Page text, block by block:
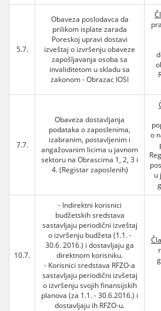
5.7.
Obaveza poslodavca da
prilikom isplate zarada
Poreskoj upravi dostavi
izveštaj o izvršenju obaveze
zapošljavanja osoba sa
invaliditetom u skladu sa
zakonom - Obrazac IOSI
7.7.
Obaveza dostavljanja
podataka o zaposlenima,
izabranim, postavljenim i
angažovanim licima u javnom
sektoru na Obrascima 1, 2, 3 i
4. (Registar zaposlenih)
o
u
10.7.
- Indirektni korisnici
budžetskih sredstava
sastavljaju periodični izveštaj
o izvršenju budžeta (1.1. -
30.6. 2016.) i dostavljaju ga
direktnom korisniku.
- Korisnici sredstava RFZO-a
sastavljaju periodični izvšetaj
o izvršenju svojih finansijskih
planova (za 1.1. - 30.6.2016.) i
dostavljaju ih RFZO-u.